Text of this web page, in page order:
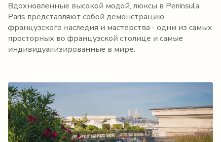
Вдохновленные высокой модой, люксы в Peninsula
Paris представляют собой демонстрацию
французского наследия и мастерства - одни из самых
просторных во французской столице и самые
индивидуализированные в мире.